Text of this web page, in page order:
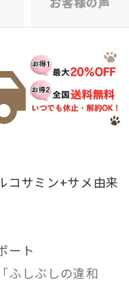
コサミン+サメ由来
ート
ふしぶしの違和